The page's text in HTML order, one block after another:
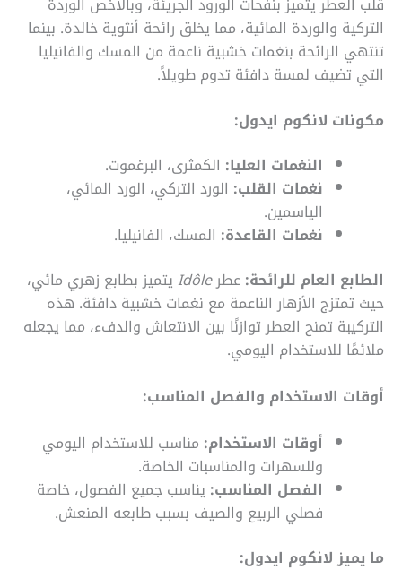
التركية والوردة المائية، مما يخلق رائحة أنثوية خالدة. بينما
تنتهي الرائحة بنغمات خشبية ناعمة من المسك والفانيليا
التي تضيف لمسة دافئة تدوم طويلاً.
مكونات لانكوم ايدول:
النغمات العليا: الكمثرى، البرغموت.
نغمات القلب: الورد التركي، الورد المائي،
الياسمين.
نغمات القاعدة: المسك، الفانيليا.
الطابع العام للرائحة:عطرIdôleيتميز بطابع زهري مائي،
حيث تمتزج الأزهار الناعمة مع نغمات خشبية دافئة. هذه
التركيبة تمنح العطر توازنًا بين الانتعاش والدفء، مما يجعله
ملائمًا للاستخدام اليومي.
أوقات الاستخدام والفصل المناسب:
أوقات الاستخدام: مناسب للاستخدام اليومي
وللسهرات والمناسبات الخاصة.
الفصل المناسب: يناسب جميع الفصول، خاصة
فصلي الربيع والصيف بسبب طابعه المنعش.
ما يميز لانكوم ايدول: